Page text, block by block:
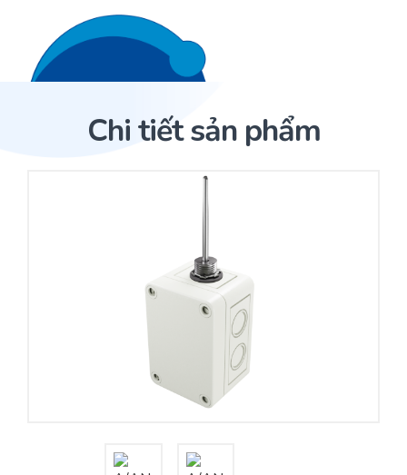
Trang Chủ
Nhà phân phối cảm biến
Nhà sản xuất thiết bị điều khiển
Cung cấp giải pháp quản lý cho toà nhà (BMS)
Tư vấn – Thiết kế – Cung cấp thiết bị HVAC
Chi tiết sản phẩm
Sản phẩm